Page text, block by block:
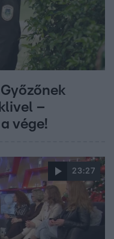
–
vége!
23:27